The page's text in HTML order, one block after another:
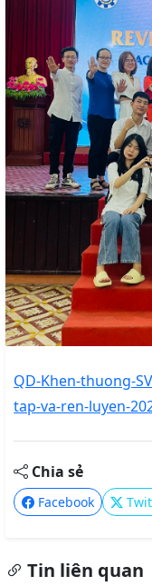
QD-Khen-thuong-
tap-va-ren-luyen-
Chia sẻ
Facebook
Tin liên quan